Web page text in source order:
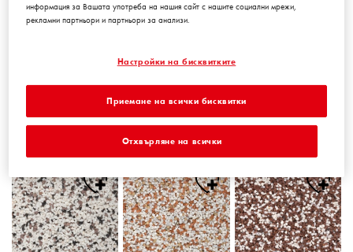
Granada1 Granada2 Granada3
информация за Вашата употреба на нашия сайт с нашите социални мрежи,
рекламни партньори и партньори за анализи.
Настройки на бисквитките
Отхвърляне на всички
Приемане на всички бисквитки